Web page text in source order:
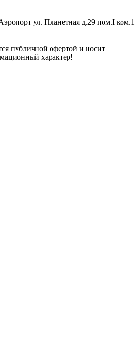
ул. Планетная д.29 пом.I ком.1
публичной офертой и носит
характер!